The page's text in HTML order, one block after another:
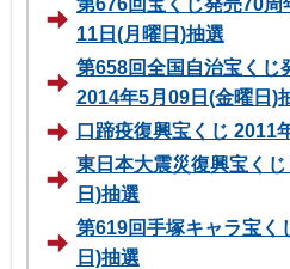
第676回宝くじ発売70周
11日(月曜日)抽選
第658回全国自治宝くじ
2014年5月09日(金曜日)
口蹄疫復興宝くじ 2011
東日本大震災復興宝く
日)抽選
第619回手塚キャラ宝く
日)抽選